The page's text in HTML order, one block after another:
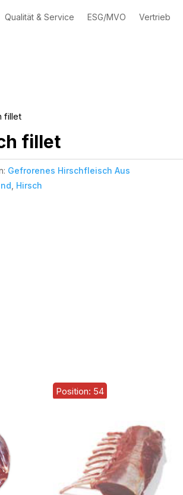
Qualität & Service ESG/MVO Vertrieb
fillet
fillet
Gefrorenes Hirschfleisch Aus
Hirsch
Position: 54